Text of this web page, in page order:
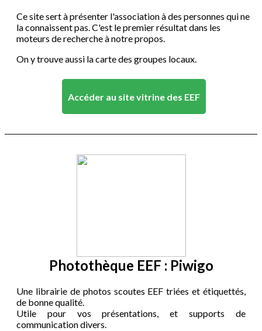
Ce site sert à présenter l'association à des personnes qui ne
la connaissent pas. C'est le premier résultat dans les
moteurs de recherche à notre propos.
On y trouve aussi la carte des groupes locaux.
Accéder au site vitrine des EEF
Photothèque EEF : Piwigo
Une librairie de photos scoutes EEF triées et étiquettés,
de bonne qualité.
Utile pour vos présentations, et supports de
communication divers.